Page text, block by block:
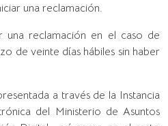
una reclamación.
una reclamación en el caso de
de veinte días hábiles sin haber
a través de la Instancia
del Ministerio de Asuntos